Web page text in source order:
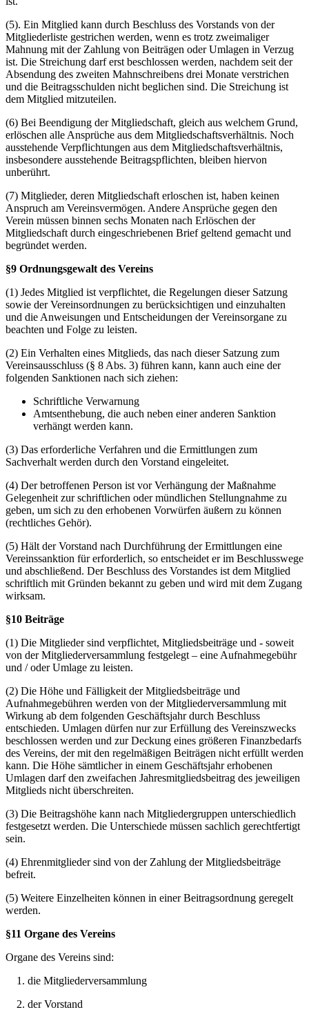
(5). Ein Mitglied kann durch Beschluss des Vorstands von der
Mitgliederliste gestrichen werden, wenn es trotz zweimaliger
Mahnung mit der Zahlung von Beiträgen oder Umlagen in Verzug
ist. Die Streichung darf erst beschlossen werden, nachdem seit der
Absendung des zweiten Mahnschreibens drei Monate verstrichen
und die Beitragsschulden nicht beglichen sind. Die Streichung ist
dem Mitglied mitzuteilen.
(6) Bei Beendigung der Mitgliedschaft, gleich aus welchem Grund,
erlöschen alle Ansprüche aus dem Mitgliedschaftsverhältnis. Noch
ausstehende Verpflichtungen aus dem Mitgliedschaftsverhältnis,
insbesondere ausstehende Beitragspflichten, bleiben hiervon
unberührt.
(7) Mitglieder, deren Mitgliedschaft erloschen ist, haben keinen
Anspruch am Vereinsvermögen. Andere Ansprüche gegen den
Verein müssen binnen sechs Monaten nach Erlöschen der
Mitgliedschaft durch eingeschriebenen Brief geltend gemacht und
begründet werden.
§9 Ordnungsgewalt des Vereins
(1) Jedes Mitglied ist verpflichtet, die Regelungen dieser Satzung
sowie der Vereinsordnungen zu berücksichtigen und einzuhalten
und die Anweisungen und Entscheidungen der Vereinsorgane zu
beachten und Folge zu leisten.
(2) Ein Verhalten eines Mitglieds, das nach dieser Satzung zum
Vereinsausschluss (§ 8 Abs. 3) führen kann, kann auch eine der
folgenden Sanktionen nach sich ziehen:
Schriftliche Verwarnung
Amtsenthebung, die auch neben einer anderen Sanktion
verhängt werden kann.
(3) Das erforderliche Verfahren und die Ermittlungen zum
Sachverhalt werden durch den Vorstand eingeleitet.
(4) Der betroffenen Person ist vor Verhängung der Maßnahme
Gelegenheit zur schriftlichen oder mündlichen Stellungnahme zu
geben, um sich zu den erhobenen Vorwürfen äußern zu können
(rechtliches Gehör).
(5) Hält der Vorstand nach Durchführung der Ermittlungen eine
Vereinssanktion für erforderlich, so entscheidet er im Beschlusswege
und abschließend. Der Beschluss des Vorstandes ist dem Mitglied
schriftlich mit Gründen bekannt zu geben und wird mit dem Zugang
wirksam.
§10 Beiträge
(1) Die Mitglieder sind verpflichtet, Mitgliedsbeiträge und - soweit
von der Mitgliederversammlung festgelegt – eine Aufnahmegebühr
und / oder Umlage zu leisten.
(2) Die Höhe und Fälligkeit der Mitgliedsbeiträge und
Aufnahmegebühren werden von der Mitgliederversammlung mit
Wirkung ab dem folgenden Geschäftsjahr durch Beschluss
entschieden. Umlagen dürfen nur zur Erfüllung des Vereinszwecks
beschlossen werden und zur Deckung eines größeren Finanzbedarfs
des Vereins, der mit den regelmäßigen Beiträgen nicht erfüllt werden
kann. Die Höhe sämtlicher in einem Geschäftsjahr erhobenen
Umlagen darf den zweifachen Jahresmitgliedsbeitrag des jeweiligen
Mitglieds nicht überschreiten.
(3) Die Beitragshöhe kann nach Mitgliedergruppen unterschiedlich
festgesetzt werden. Die Unterschiede müssen sachlich gerechtfertigt
sein.
(4) Ehrenmitglieder sind von der Zahlung der Mitgliedsbeiträge
befreit.
(5) Weitere Einzelheiten können in einer Beitragsordnung geregelt
werden.
§11 Organe des Vereins
Organe des Vereins sind:
1. die Mitgliederversammlung
2. der Vorstand